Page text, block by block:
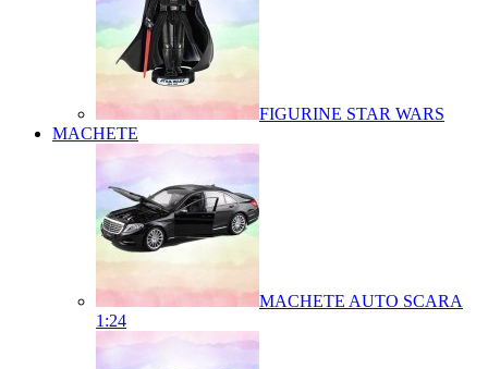
FIGURINE STAR WARS
MACHETE
MACHETE AUTO SCARA
1:24